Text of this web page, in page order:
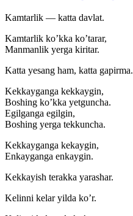
Kamtarlik — katta davlat.
Kamtarlik ko’kka ko’tarar,
Manmanlik yerga kiritar.
Katta yesang ham, katta gapirma.
Kekkayganga kekkaygin,
Boshing ko’kka yetguncha.
Egilganga egilgin,
Boshing yerga tekkuncha.
Kekkayganga kekaygin,
Enkayganga enkaygin.
Kekkayish terakka yarashar.
Kelinni kelar yilda ko’r.